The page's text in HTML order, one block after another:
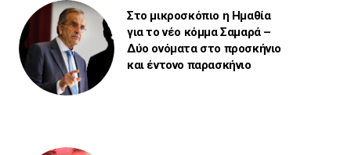
Στο μικροσκόπιο η Ημαθία
για το νέο κόμμα Σαμαρά –
Δύο ονόματα στο προσκήνιο
και έντονο παρασκήνιο